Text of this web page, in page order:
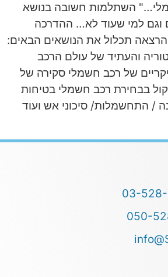
השתלמות חשובה בנושא
וגם למי שעוד לא… ההדרכה
תכלול את הנושאים הבאים:
והעתיד של עולם הרכב
של רכב חשמלי סקירה של
בבחירת רכב חשמלי בטיחות
/ התחשמלות/ סיכוני אש ועוד